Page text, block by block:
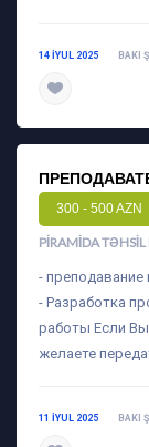
14 IYUL 2025 BAKI
300 - 500 AZN
PIRAMIDA
- преподавание
- Разработка
работы Если
желаете
11 IYUL 2025 BAKI